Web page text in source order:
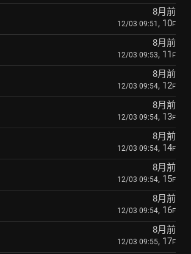
8月前
12/03 09:51 , 10F
8月前
12/03 09:53, 11 F
8月前
12/03 09:54, 12F
8月前
12/03 09:54, 13F
8月前
12/03 09:54, 14F
8月前
12/03 09:54, 15F
8月前
12/03 09:54, 16F
8月前
12/03 09:55, 17F